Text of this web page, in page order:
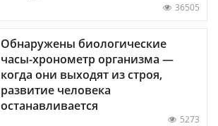
36505
Обнаружены биологические
часы-хронометр организма —
когда они выходят из строя,
развитие человека
останавливается
5273